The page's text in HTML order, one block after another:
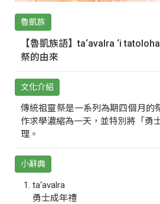
魯凱族
【魯凱族語】ta‘avalra ‘i
祭的由來
文化介紹
傳統祖靈祭是一系列為期四個月的
作求學濃縮為一天，並特別將「勇
理。
小辭典
ta‘avalra
勇士成年禮